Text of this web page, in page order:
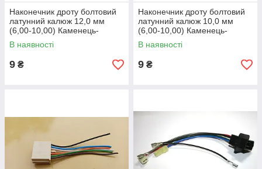
Наконечник дроту болтовий
латунний калюж 12,0 мм
(6,00-10,00) Каменець-
Польський
В наявності
9 ₴
Наконечник дроту болтовий
латунний калюж 10,0 мм
(6,00-10,00) Каменець-
Польський
В наявності
9 ₴